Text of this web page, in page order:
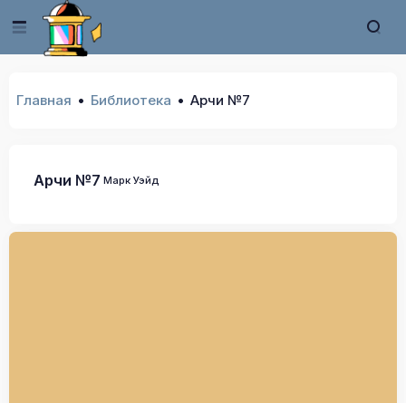
Главная Библиотека Арчи №7
Арчи №7 Марк Уэйд